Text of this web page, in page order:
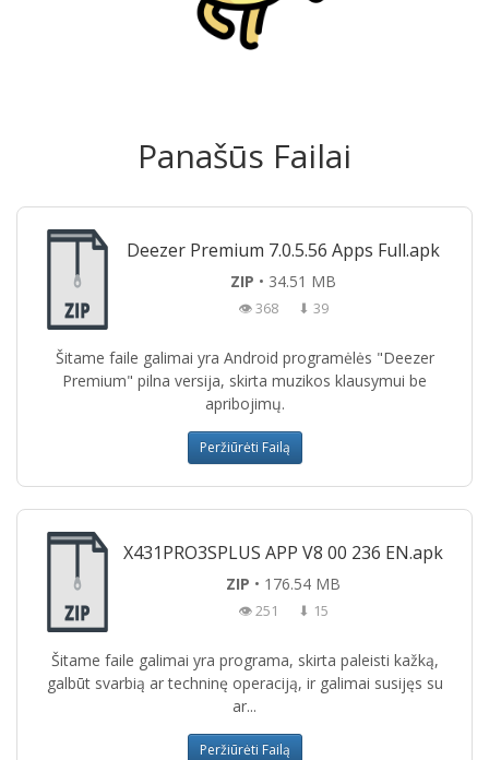
Panašūs Failai
Deezer Premium 7.0.5.56 Apps Full.apk
ZIP • 34.51 MB
👁 368 ⬇ 39
Šitame faile galimai yra Android programėlės "Deezer
Premium" pilna versija, skirta muzikos klausymui be
apribojimų.
Peržiūrėti Failą
X431PRO3SPLUS APP V8 00 236 EN.apk
ZIP • 176.54 MB
👁 251 ⬇ 15
Šitame faile galimai yra programa, skirta paleisti kažką,
galbūt svarbią ar techninę operaciją, ir galimai susijęs su
ar...
Peržiūrėti Failą